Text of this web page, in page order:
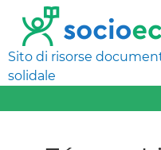
Sito di risorse
solidale